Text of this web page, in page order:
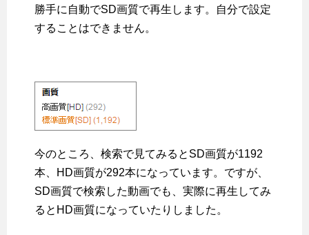
勝手に自動でSD画質で再生します。自分で設定
することはできません。
今のところ、検索で見てみるとSD画質が1192
本、HD画質が292本になっています。ですが、
SD画質で検索した動画でも、実際に再生してみ
るとHD画質になっていたりしました。